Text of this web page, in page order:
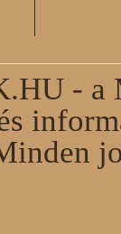
- a